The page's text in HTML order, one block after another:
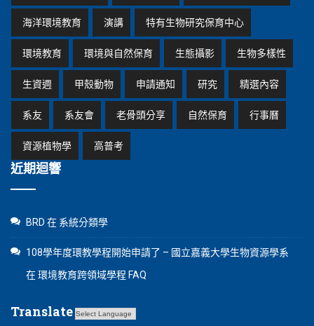
海洋環境教育 演講 特有生物研究保育中心
環境教育 環境與自然保育 生態攝影 生物多樣性
生資週 甲殼動物 申請通知 研究 精選內容
系友 系友會 老骨頭分享 自然保育 行事曆
資源植物學 高普考
近期迴響
BRD 在 系統分類學
108學年度環教學程開始申請了 – 國立嘉義大學生物資源學系
在環境教育跨領域學程 FAQ
Translate